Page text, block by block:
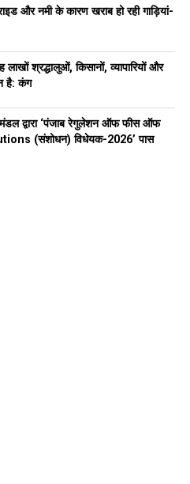
और नमी के कारण खराब हो रही गाड़ियां-
श्रद्धालुओं, किसानों, व्यापारियों और
है: कंग
द्वारा ‘पंजाब रेगुलेशन ऑफ फीस ऑफ
(संशोधन) विधेयक-2026’ पास